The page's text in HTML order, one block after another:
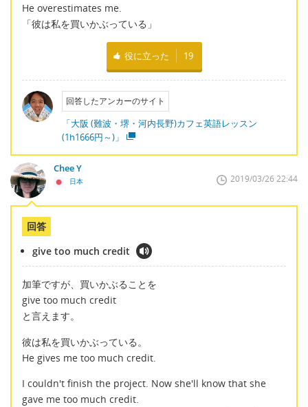
He overestimates me.
「彼は私を買いかぶっている」
役に立った 19
回答したアンカーのサイト
「大阪 (難波・堺・河内長野)カフェ英語レッスン
(1h1666円～)」
Chee Y
日本 2019/03/26 22:44
回答
give too much credit
加筆ですが、買いかぶることを
give too much credit
と言えます。
彼は私を買いかぶっている。
He gives me too much credit.
I couldn't finish the project. Now she'll know that she
gave me too much credit.